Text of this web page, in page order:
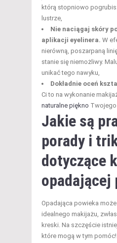
którą stopniowo
lustrze,
Nie naciągaj skóry
aplikacji eyelinera. W
nierówną, poszarpaną
stanie się niemożliwy.
unikać tego nawyku,
Dokładnie oceń
Ci to na wykonanie
naturalne piękno
Jakie są
porady i
dotyczące
opadającej
Opadająca powieka
idealnego makijażu,
kreski. Na szczęście
które mogą w tym pomóc!